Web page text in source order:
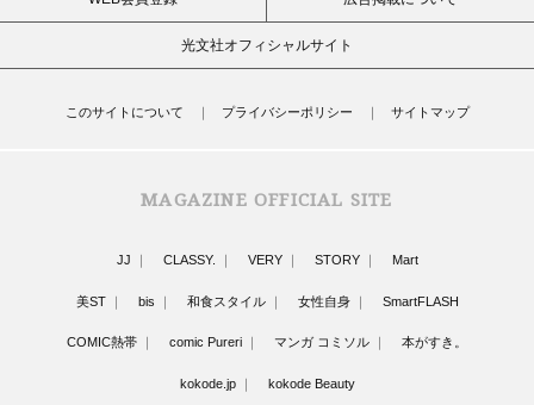
光文社オフィシャルサイト
このサイトについて プライバシーポリシー サイトマップ
MAGAZINE OFFICIAL SITE
JJ CLASSY. VERY STORY Mart
美ST bis 和食スタイル 女性自身 SmartFLASH
COMIC熱帯 comic Pureri マンガ コミソル 本がすき。
kokode.jp kokode Beauty